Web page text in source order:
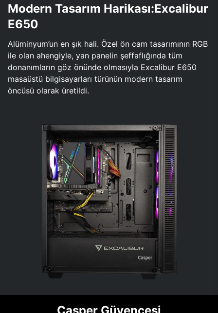
Modern Tasarım Harikası:Excalibur
E650
Alüminyum’un en şık hali. Özel ön cam tasarımının RGB
ile olan ahengiyle, yan panelin şeffaflığında tüm
donanımların göz önünde olmasıyla Excalibur E650
masaüstü bilgisayarları türünün modern tasarım
öncüsü olarak üretildi.